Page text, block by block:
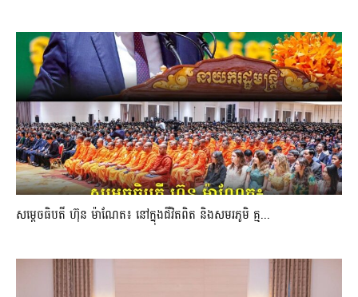
សម្តេចធិបតី ហ៊ុន ម៉ាណែត៖ នៅក្នុងជីវិតពិត និងសមរភូមិ គ្ម...